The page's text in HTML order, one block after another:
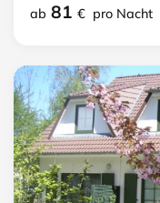
ab 81 € pro Nacht